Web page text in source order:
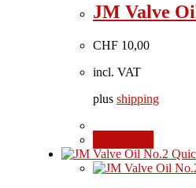
JM Valve
CHF 10,00
incl. VAT
plus shipping